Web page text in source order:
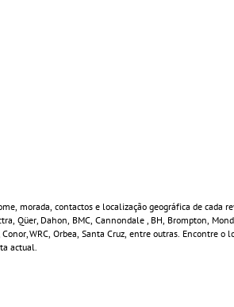
morada, contactos e localização geográfica de cada
Qüer, Dahon, BMC, Cannondale , BH, Brompton,
WRC, Orbea, Santa Cruz, entre outras. Encontre o
actual.